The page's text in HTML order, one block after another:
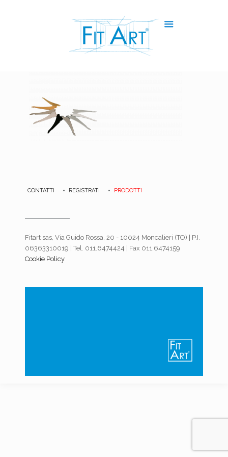
CONTATTI REGISTRATI PRODOTTI
Fitart sas, Via Guido Rossa, 20 - 10024 Moncalieri (TO) | P.I.
06363310019 | Tel. 011.6474424 | Fax 011.6474159
Cookie Policy